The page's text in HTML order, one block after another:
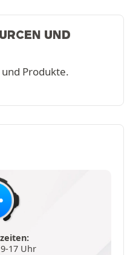
UND
Produkte.
17 Uhr